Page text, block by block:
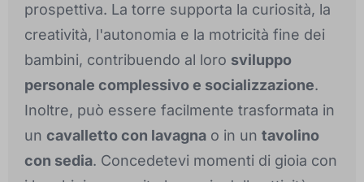
prospettiva. La torre supporta la curiosità, la
creatività, l'autonomia e la motricità fine dei
bambini, contribuendo al loro sviluppo
personale complessivo e socializzazione.
Inoltre, può essere facilmente trasformata in
un cavalletto con lavagna o in un tavolino
con sedia. Concedetevi momenti di gioia con